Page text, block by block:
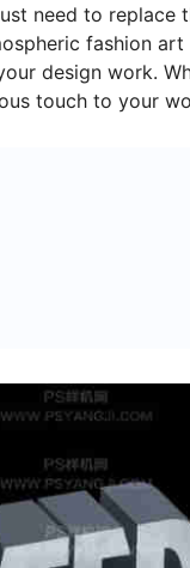
need to replace
fashion art
design work.
touch to your